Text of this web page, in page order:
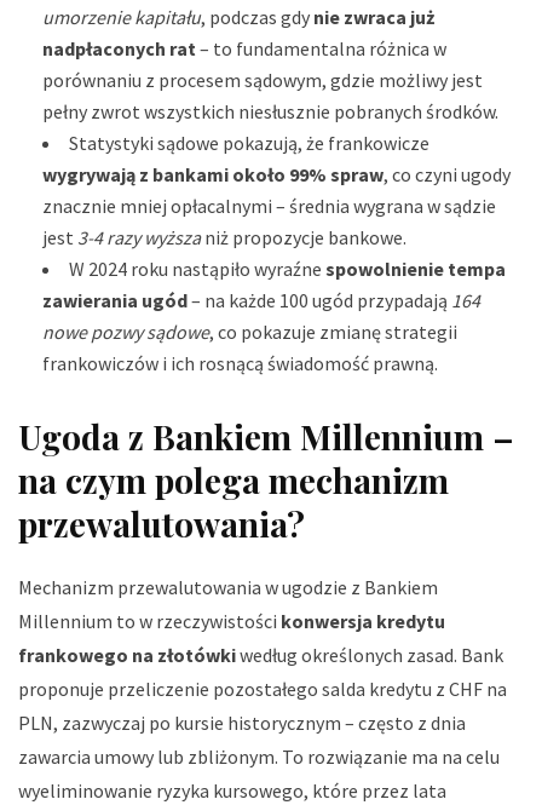
umorzenie kapitału, podczas gdy nie zwraca już
nadpłaconych rat– to fundamentalna różnica w
porównaniu z procesem sądowym, gdzie możliwy jest
pełny zwrot wszystkich niesłusznie pobranych środków.
Statystyki sądowe pokazują, że frankowicze
wygrywają z bankami około 99% spraw, co czyni ugody
znacznie mniej opłacalnymi – średnia wygrana w sądzie
jest 3-4 razy wyższaniż propozycje bankowe.
W 2024 roku nastąpiło wyraźne spowolnienie tempa
zawierania ugód– na każde 100 ugód przypadają 164
nowe pozwy sądowe, co pokazuje zmianę strategii
frankowiczów i ich rosnącą świadomość prawną.
Ugoda z Bankiem Millennium –
na czym polega mechanizm
przewalutowania?
Mechanizm przewalutowania w ugodzie z Bankiem
Millennium to w rzeczywistości konwersja kredytu
frankowego na złotówkiwedług określonych zasad. Bank
proponuje przeliczenie pozostałego salda kredytu z CHF na
PLN, zazwyczaj po kursie historycznym – często z dnia
zawarcia umowy lub zbliżonym. To rozwiązanie ma na celu
wyeliminowanie ryzyka kursowego, które przez lata